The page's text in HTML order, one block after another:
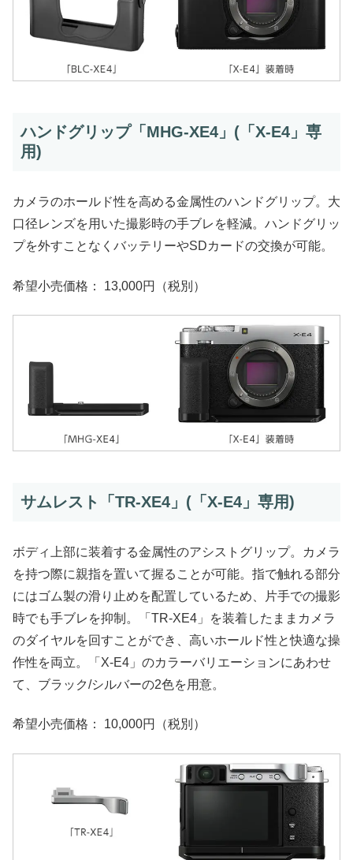
ハンドグリップ「MHG-XE4」(「X-E4」専
用)
カメラのホールド性を高める金属性のハンドグリップ。大
口径レンズを用いた撮影時の手ブレを軽減。ハンドグリッ
プを外すことなくバッテリーやSDカードの交換が可能。
希望小売価格： 13,000円（税別）
サムレスト「TR-XE4」(「X-E4」専用)
ボディ上部に装着する金属性のアシストグリップ。カメラ
を持つ際に親指を置いて握ることが可能。指で触れる部分
にはゴム製の滑り止めを配置しているため、片手での撮影
時でも手ブレを抑制。「TR-XE4」を装着したままカメラ
のダイヤルを回すことができ、高いホールド性と快適な操
作性を両立。「X-E4」のカラーバリエーションにあわせ
て、ブラック/シルバーの2色を用意。
希望小売価格： 10,000円（税別）